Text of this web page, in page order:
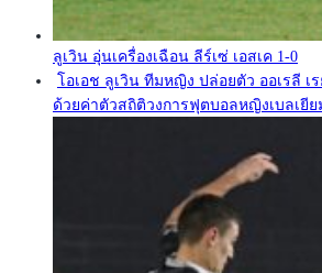
ลูเวิน อุ่นเครื่องเฉือน ลีร์เซ่ เอสเค 1-0
โอเอช ลูเวิน ทีมหญิง ปล่อยตัว ออเรลี เ
ด้วยค่าตัวสถิติวงการฟุตบอลหญิงเบลเยีย